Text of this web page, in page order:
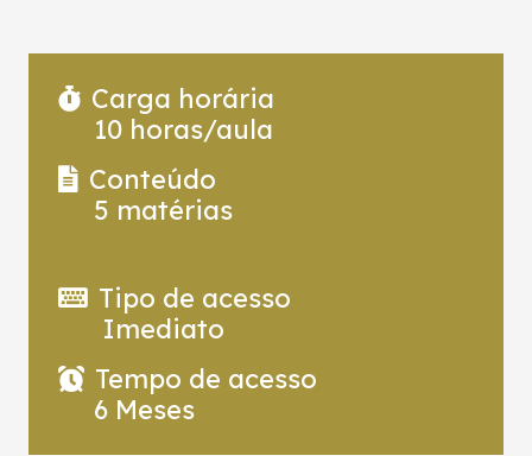
Carga horária
10 horas/aula
Conteúdo
5 matérias
Tipo de acesso
Imediato
Tempo de acesso
6 Meses